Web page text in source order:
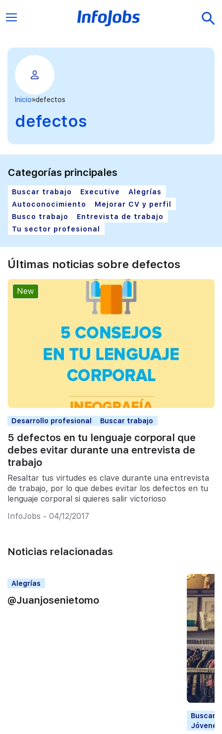
Inicio defectos
defectos
Categorías principales
Buscar trabajo Executive
Alegrías
Autoconocimiento
Mejorar CV y perfil
Busco trabajo
Entrevista de trabajo
Tu sector profesional
Últimas noticias sobre defectos
New
Desarrollo profesional Buscar trabajo
5 defectos en tu lenguaje corporal que
debes evitar durante una entrevista de
trabajo
Resaltar tus virtudes es clave durante una entrevista
de trabajo, por lo que debes evitar los defectos en tu
lenguaje corporal si quieres salir victorioso
InfoJobs - 04/12/2017
Noticias relacionadas
Alegrías
‎@Juanjosenietomo
Buscar